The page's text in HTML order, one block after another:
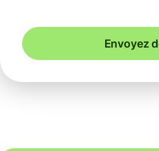
Envoyez